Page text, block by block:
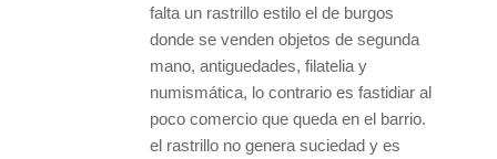
falta un rastrillo estilo el de burgos
donde se venden objetos de segunda
mano, antiguedades, filatelia y
numismática, lo contrario es fastidiar al
poco comercio que queda en el barrio.
el rastrillo no genera suciedad y es